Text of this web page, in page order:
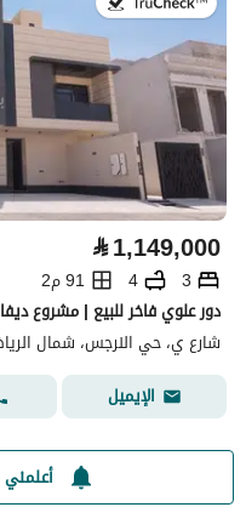
⃁1,149,000
3
4
91 م2
دور علوي فاخر للبيع | مشروع
شارع ي، حي النرجس، شمال
الإيميل